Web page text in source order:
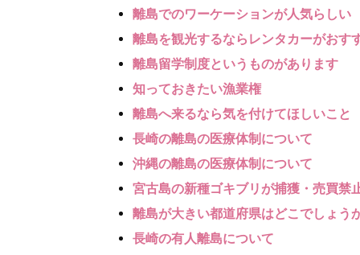
離島でのワーケーションが人気らしい
離島を観光するならレンタカーがおす
離島留学制度というものがあります
知っておきたい漁業権
離島へ来るなら気を付けてほしいこと
長崎の離島の医療体制について
沖縄の離島の医療体制について
宮古島の新種ゴキブリが捕獲・売買禁
離島が大きい都道府県はどこでしょう
長崎の有人離島について